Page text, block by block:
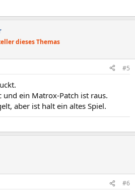
dieses Themas
#5
und ein Matrox-Patch ist raus.
aber ist halt ein altes Spiel.
#6